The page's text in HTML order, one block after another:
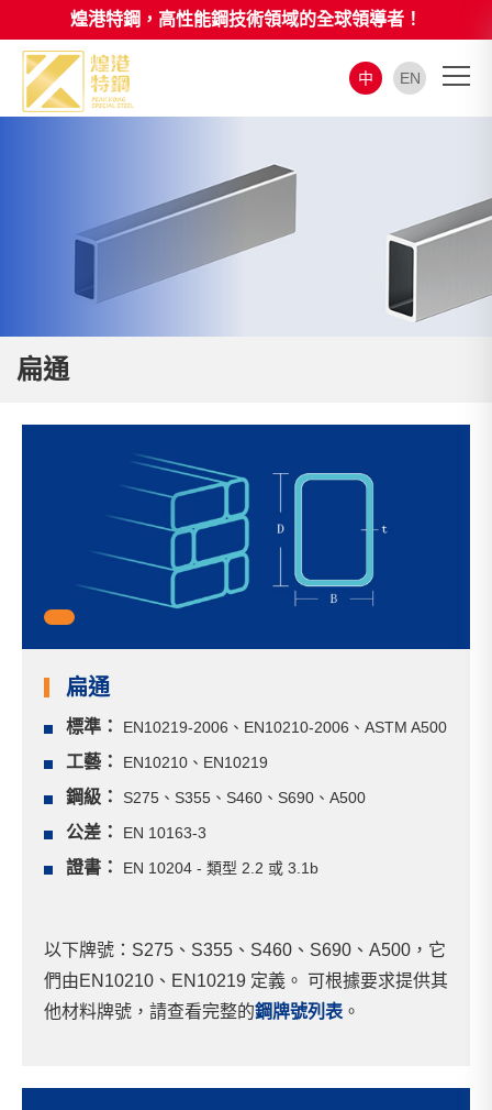
煌港特鋼，高性能鋼技術領域的全球領導者！
中 EN
扁通
扁通
標準： EN10219-2006、EN10210-2006、ASTM A500
工藝： EN10210、EN10219
鋼級： S275、S355、S460、S690、A500
公差： EN 10163-3
證書： EN 10204 - 類型 2.2 或 3.1b
以下牌號：S275、S355、S460、S690、A500，它
們由EN10210、EN10219 定義。 可根據要求提供其
他材料牌號，請查看完整的鋼牌號列表 。